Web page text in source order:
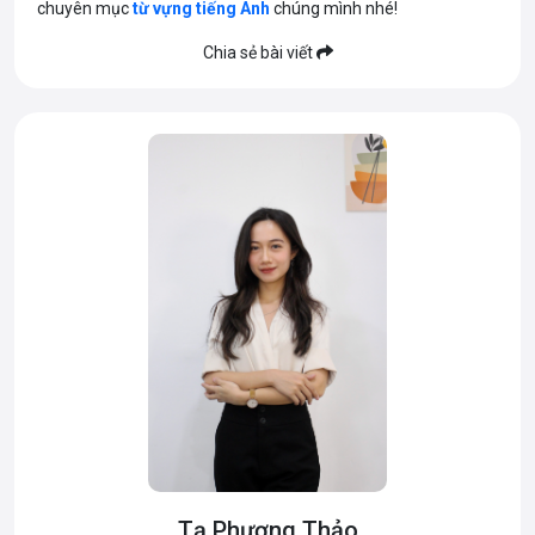
chuyên mụctừ vựng tiếng Anh chúng mình nhé!
Chia sẻ bài viết